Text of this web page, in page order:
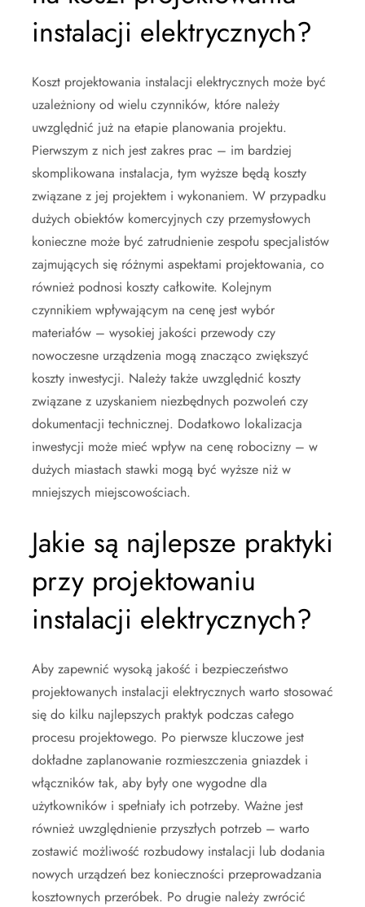
instalacji elektrycznych?
Koszt projektowania instalacji elektrycznych może być
uzależniony od wielu czynników, które należy
uwzględnić już na etapie planowania projektu.
Pierwszym z nich jest zakres prac – im bardziej
skomplikowana instalacja, tym wyższe będą koszty
związane z jej projektem i wykonaniem. W przypadku
dużych obiektów komercyjnych czy przemysłowych
konieczne może być zatrudnienie zespołu specjalistów
zajmujących się różnymi aspektami projektowania, co
również podnosi koszty całkowite. Kolejnym
czynnikiem wpływającym na cenę jest wybór
materiałów – wysokiej jakości przewody czy
nowoczesne urządzenia mogą znacząco zwiększyć
koszty inwestycji. Należy także uwzględnić koszty
związane z uzyskaniem niezbędnych pozwoleń czy
dokumentacji technicznej. Dodatkowo lokalizacja
inwestycji może mieć wpływ na cenę robocizny – w
dużych miastach stawki mogą być wyższe niż w
mniejszych miejscowościach.
Jakie są najlepsze praktyki
przy projektowaniu
instalacji elektrycznych?
Aby zapewnić wysoką jakość i bezpieczeństwo
projektowanych instalacji elektrycznych warto stosować
się do kilku najlepszych praktyk podczas całego
procesu projektowego. Po pierwsze kluczowe jest
dokładne zaplanowanie rozmieszczenia gniazdek i
włączników tak, aby były one wygodne dla
użytkowników i spełniały ich potrzeby. Ważne jest
również uwzględnienie przyszłych potrzeb – warto
zostawić możliwość rozbudowy instalacji lub dodania
nowych urządzeń bez konieczności przeprowadzania
kosztownych przeróbek. Po drugie należy zwrócić